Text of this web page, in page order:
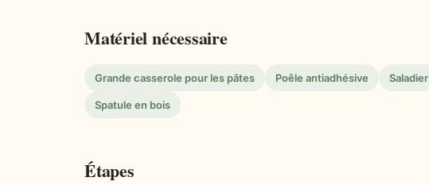
Matériel nécessaire
Grande casserole pour les pâtes Poêle antiadhésive Saladier
Spatule en bois
Étapes